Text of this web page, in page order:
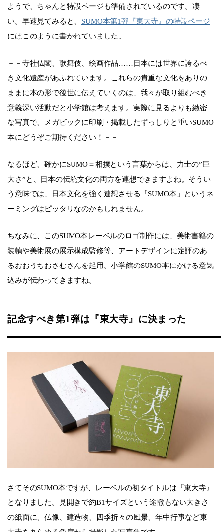
ようで、ちゃんと特設ページも準備されているのです。凄
い。早速見てみると、 SUMO本第1弾『東大寺』の特設ページ
にはこのように書かれていました。
－－寺社仏閣、歌舞伎、絵画作品……日本には世界に誇るべ
き文化遺産があふれています。これらの貴重な文化をありの
ままに本の形で後世に伝えていくのは、我々が取り組むべき
意義深い活動だと小学館は考えます。実際に見るよりも緻密
な写真で、メガビックに印刷・掲載したずっしりと重いSUMO
本にどうぞご期待ください！－－
なるほど、確かにSUMO＝相撲という言葉からは、力士の”巨
大さ”と、日本の伝統文化の両方を連想できますよね。そうい
う意味では、日本文化を強く連想させる「SUMO本」というネ
ーミングはピッタリなのかもしれません。
ちなみに、このSUMO本レーベルのロゴ制作には、美術書籍の
装幀や美術展の展示構成監修等、アートデザインに定評のあ
るおおうちおさむさんを起用。小学館のSUMO本にかける意気
込みが伝わってきますね。
記念すべき第1弾は『東大寺』に決まった
さてそのSUMO本ですが、レーベルの初タイトルは『東大寺』
となりました。見開きで約B1サイズという途轍もない大きさ
の紙面に、仏像、建造物、四季折々の風景、年中行事など東